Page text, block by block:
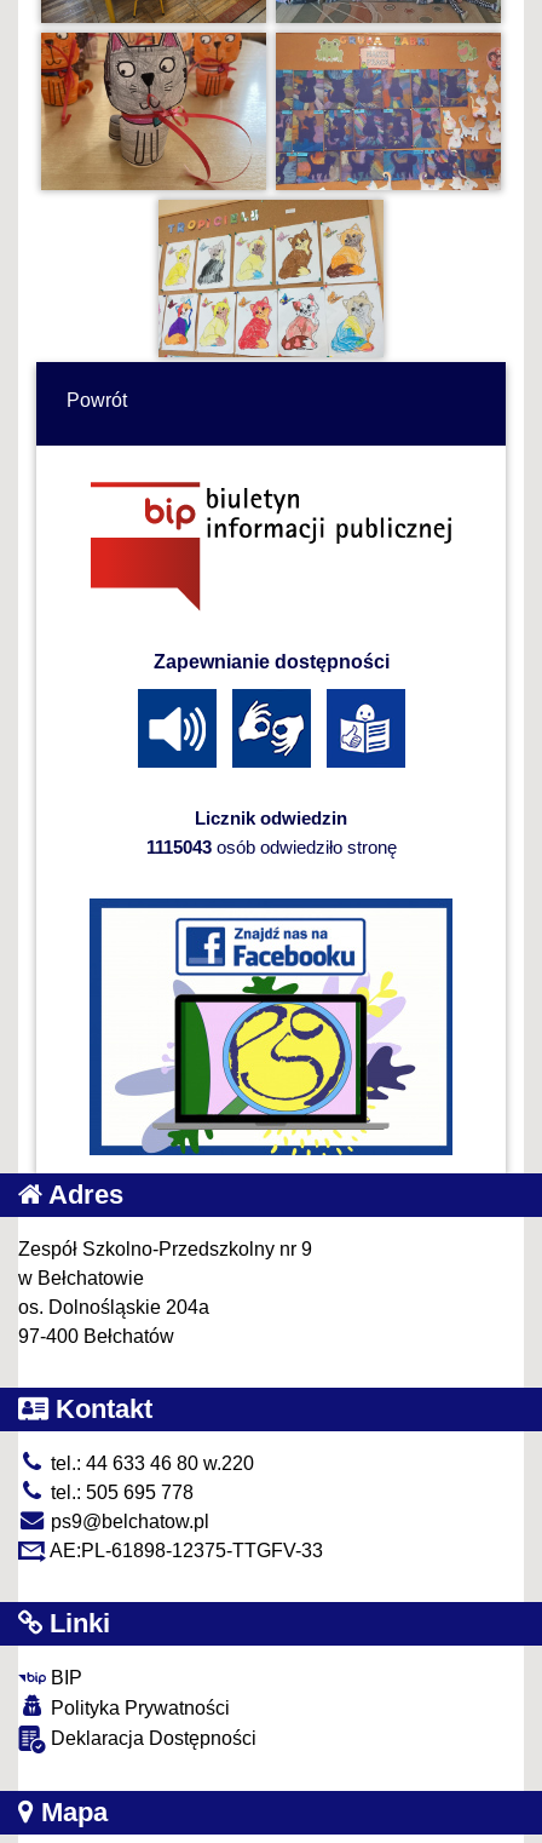
Powrót
Zapewnianie dostępności
Licznik odwiedzin
1115043osób odwiedziło stronę
Adres
Zespół Szkolno-Przedszkolny nr 9
w Bełchatowie
os. Dolnośląskie 204a
97-400 Bełchatów
Kontakt
tel.: 44 633 46 80 w.220
tel.: 505 695 778
ps9@belchatow.pl
AE:PL-61898-12375-TTGFV-33
Linki
BIP
Polityka Prywatności
Deklaracja Dostępności
Mapa